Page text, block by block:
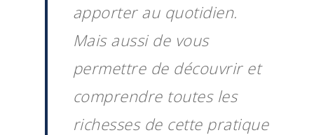
apporter au quotidien.
Mais aussi de vous
permettre de découvrir et
comprendre toutes les
richesses de cette pratique